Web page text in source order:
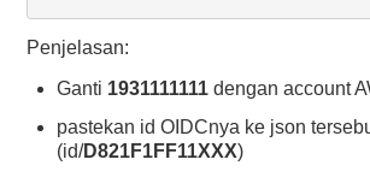
Penjelasan:
Ganti 1931111111 dengan account
pastekan id OIDCnya ke json
(id/D821F1FF11XXX)